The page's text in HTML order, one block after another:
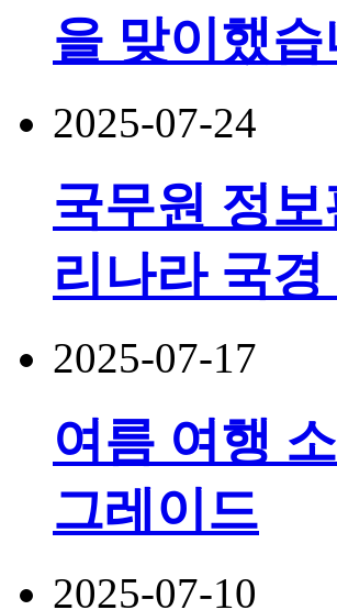
을 맞이했습
2025-07-24
국무원 정
리나라 국
2025-07-17
여름 여행
그레이드
2025-07-10